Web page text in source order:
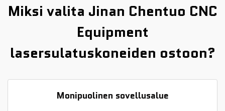
Miksi valita Jinan Chentuo CNC
Equipment
lasersulatuskoneiden ostoon?
Monipuolinen sovellusalue